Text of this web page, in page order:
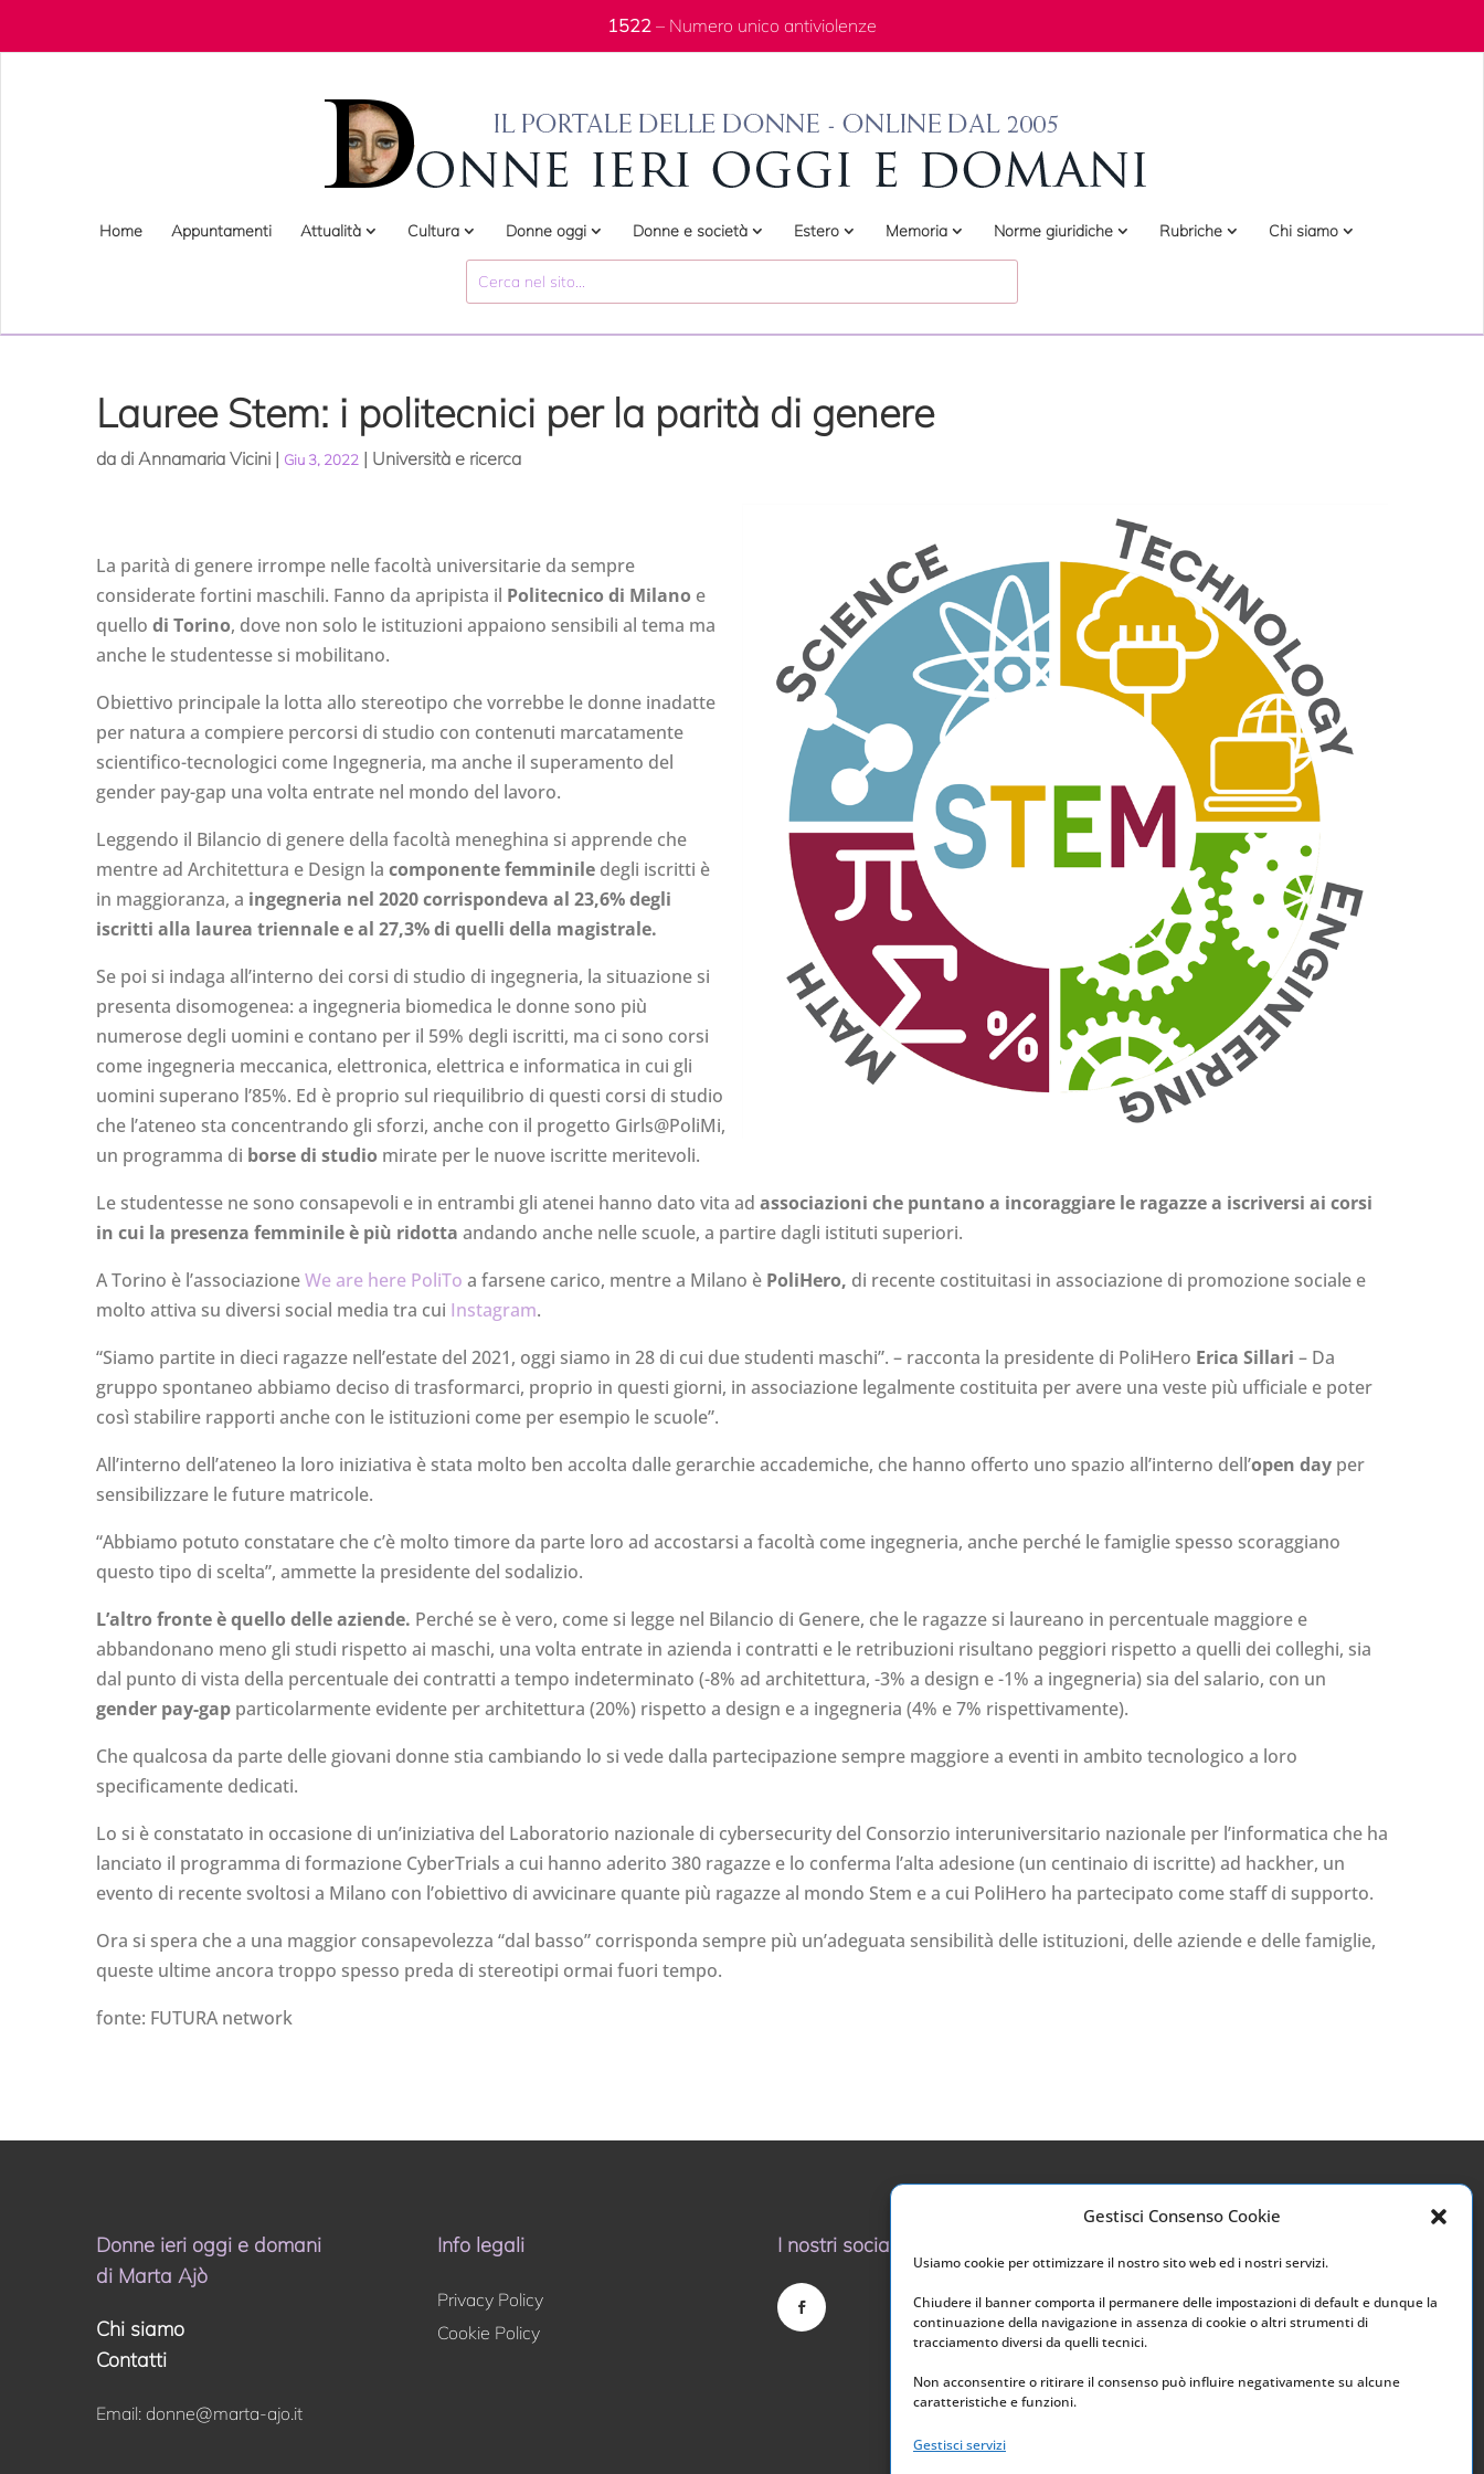
Gestisci Consenso Cookie
Usiamo cookie per ottimizzare il nostro sito web ed i nostri servizi.
Chiudere il banner comporta il permanere delle impostazioni di default e dunque la
continuazione della navigazione in assenza di cookie o altri strumenti di
tracciamento diversi da quelli tecnici.
Non acconsentire o ritirare il consenso può influire negativamente su alcune
caratteristiche e funzioni.
Gestisci servizi
1522 – Numero unico antiviolenze
Home Appuntamenti Attualità Cultura Donne oggi Donne e società Estero Memoria Norme giuridiche Rubriche Chi siamo
Lauree Stem: i politecnici per la parità di genere
da di Annamaria Vicini | Giu 3, 2022 | Università e ricerca
La parità di genere irrompe nelle facoltà universitarie da sempre
considerate fortini maschili. Fanno da apripista il Politecnico di Milano e
quello di Torino, dove non solo le istituzioni appaiono sensibili al tema ma
anche le studentesse si mobilitano.
Obiettivo principale la lotta allo stereotipo che vorrebbe le donne inadatte
per natura a compiere percorsi di studio con contenuti marcatamente
scientifico-tecnologici come Ingegneria, ma anche il superamento del
gender pay-gap una volta entrate nel mondo del lavoro.
Leggendo il Bilancio di genere della facoltà meneghina si apprende che
mentre ad Architettura e Design la componente femminile degli iscritti è
in maggioranza, a ingegneria nel 2020 corrispondeva al 23,6% degli
iscritti alla laurea triennale e al 27,3% di quelli della magistrale.
Se poi si indaga all’interno dei corsi di studio di ingegneria, la situazione si
presenta disomogenea: a ingegneria biomedica le donne sono più
numerose degli uomini e contano per il 59% degli iscritti, ma ci sono corsi
come ingegneria meccanica, elettronica, elettrica e informatica in cui gli
uomini superano l’85%. Ed è proprio sul riequilibrio di questi corsi di studio
che l’ateneo sta concentrando gli sforzi, anche con il progetto Girls@PoliMi,
un programma di borse di studio mirate per le nuove iscritte meritevoli.
Le studentesse ne sono consapevoli e in entrambi gli atenei hanno dato vita ad associazioni che puntano a incoraggiare le ragazze a iscriversi ai corsi
in cui la presenza femminile è più ridotta andando anche nelle scuole, a partire dagli istituti superiori.
A Torino è l’associazioneWe are here PoliTo a farsene carico, mentre a Milano è PoliHero, di recente costituitasi in associazione di promozione sociale e
molto attiva su diversi social media tra cui Instagram.
“Siamo partite in dieci ragazze nell’estate del 2021, oggi siamo in 28 di cui due studenti maschi”. – racconta la presidente di PoliHero Erica Sillari – Da
gruppo spontaneo abbiamo deciso di trasformarci, proprio in questi giorni, in associazione legalmente costituita per avere una veste più ufficiale e poter
così stabilire rapporti anche con le istituzioni come per esempio le scuole”.
All’interno dell’ateneo la loro iniziativa è stata molto ben accolta dalle gerarchie accademiche, che hanno offerto uno spazio all’interno dell’open day per
sensibilizzare le future matricole.
“Abbiamo potuto constatare che c’è molto timore da parte loro ad accostarsi a facoltà come ingegneria, anche perché le famiglie spesso scoraggiano
questo tipo di scelta”, ammette la presidente del sodalizio.
L’altro fronte è quello delle aziende. Perché se è vero, come si legge nel Bilancio di Genere, che le ragazze si laureano in percentuale maggiore e
abbandonano meno gli studi rispetto ai maschi, una volta entrate in azienda i contratti e le retribuzioni risultano peggiori rispetto a quelli dei colleghi, sia
dal punto di vista della percentuale dei contratti a tempo indeterminato (-8% ad architettura, -3% a design e -1% a ingegneria) sia del salario, con un
gender pay-gap particolarmente evidente per architettura (20%) rispetto a design e a ingegneria (4% e 7% rispettivamente).
Che qualcosa da parte delle giovani donne stia cambiando lo si vede dalla partecipazione sempre maggiore a eventi in ambito tecnologico a loro
specificamente dedicati.
Lo si è constatato in occasione di un’iniziativa del Laboratorio nazionale di cybersecurity del Consorzio interuniversitario nazionale per l’informatica che ha
lanciato il programma di formazione CyberTrials a cui hanno aderito 380 ragazze e lo conferma l’alta adesione (un centinaio di iscritte) ad hackher, un
evento di recente svoltosi a Milano con l’obiettivo di avvicinare quante più ragazze al mondo Stem e a cui PoliHero ha partecipato come staff di supporto.
Ora si spera che a una maggior consapevolezza “dal basso” corrisponda sempre più un’adeguata sensibilità delle istituzioni, delle aziende e delle famiglie,
queste ultime ancora troppo spesso preda di stereotipi ormai fuori tempo.
fonte: FUTURA network
Donne ieri oggi e domani
di Marta Ajò
Chi siamo
Contatti
Email: donne@marta-ajo.it
Info legali
Privacy Policy
Cookie Policy
I nostri social
Home
Archivio